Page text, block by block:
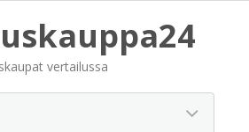
vertailussa